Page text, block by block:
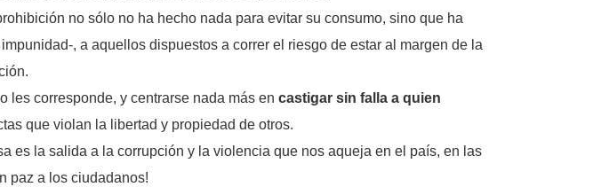
no sólo no ha hecho nada para evitar su consumo, sino que ha
, a aquellos dispuestos a correr el riesgo de estar al margen de la
les corresponde, y centrarse nada más en castigar sin falla a quien
que violan la libertad y propiedad de otros.
es la salida a la corrupción y la violencia que nos aqueja en el país, en las
paz a los ciudadanos!